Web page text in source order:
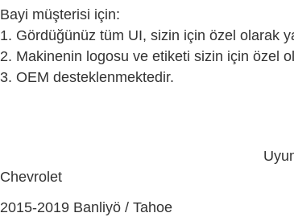
Bayi müşterisi için:
1. Gördüğünüz tüm UI, sizin için özel olarak
2. Makinenin logosu ve etiketi sizin için özel
3. OEM desteklenmektedir.
Chevrolet
2015-2019 Banliyö / Tahoe